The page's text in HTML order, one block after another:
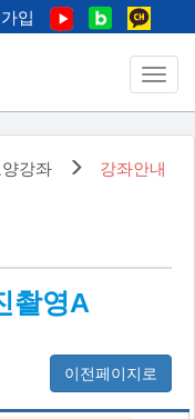
입
강좌 강좌안내
촬영A
이전페이지로